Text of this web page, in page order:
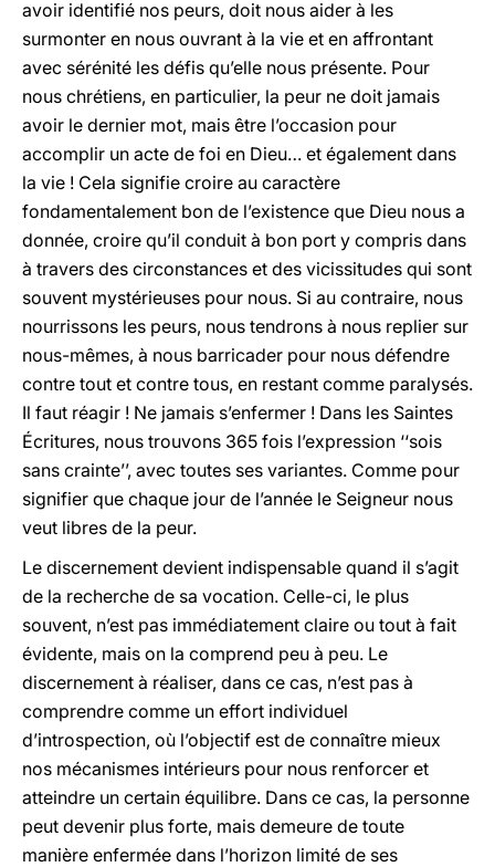
avoir identifié nos peurs, doit nous aider à les
surmonter en nous ouvrant à la vie et en affrontant
avec sérénité les défis qu’elle nous présente. Pour
nous chrétiens, en particulier, la peur ne doit jamais
avoir le dernier mot, mais être l’occasion pour
accomplir un acte de foi en Dieu… et également dans
la vie ! Cela signifie croire au caractère
fondamentalement bon de l’existence que Dieu nous a
donnée, croire qu’il conduit à bon port y compris dans
à travers des circonstances et des vicissitudes qui sont
souvent mystérieuses pour nous. Si au contraire, nous
nourrissons les peurs, nous tendrons à nous replier sur
nous-mêmes, à nous barricader pour nous défendre
contre tout et contre tous, en restant comme paralysés.
Il faut réagir ! Ne jamais s’enfermer ! Dans les Saintes
Écritures, nous trouvons 365 fois l’expression ‘‘sois
sans crainte’’, avec toutes ses variantes. Comme pour
signifier que chaque jour de l’année le Seigneur nous
veut libres de la peur.
Le discernement devient indispensable quand il s’agit
de la recherche de sa vocation. Celle-ci, le plus
souvent, n’est pas immédiatement claire ou tout à fait
évidente, mais on la comprend peu à peu. Le
discernement à réaliser, dans ce cas, n’est pas à
comprendre comme un effort individuel
d’introspection, où l’objectif est de connaître mieux
nos mécanismes intérieurs pour nous renforcer et
atteindre un certain équilibre. Dans ce cas, la personne
peut devenir plus forte, mais demeure de toute
manière enfermée dans l’horizon limité de ses